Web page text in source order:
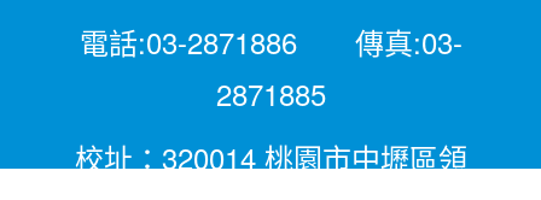
電話:03-2871886 傳真:03-
2871885
校址：320014 桃園市中壢區領